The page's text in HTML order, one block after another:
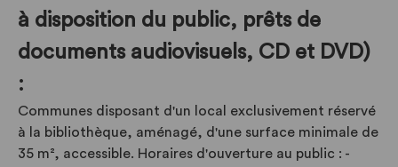
à disposition du public, prêts de
documents audiovisuels, CD et DVD)
:
Communes disposant d'un local exclusivement réservé
à la bibliothèque, aménagé, d'une surface minimale de
35 m², accessible. Horaires d'ouverture au public : -